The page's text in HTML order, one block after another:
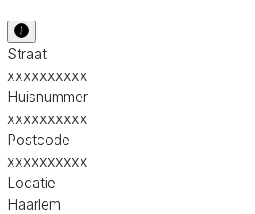
Straat
xxxxxxxxxx
Huisnummer
xxxxxxxxxx
Postcode
xxxxxxxxxx
Locatie
Haarlem